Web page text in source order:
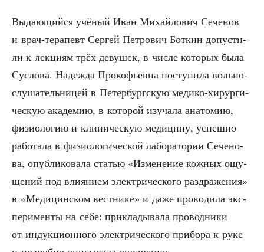
Выда­ю­щий­ся учё­ный Иван Михай­ло­вич Сече­нов
и врач-тера­певт Сер­гей Пет­ро­вич Бот­кин допу­сти­
ли к лек­ци­ям трёх деву­шек, в чис­ле кото­рых была
Сус­ло­ва. Надеж­да Про­ко­фьев­на посту­пи­ла воль­но­
слу­ша­тель­ни­цей в Петер­бург­скую меди­ко-хирур­ги­
че­скую ака­де­мию, в кото­рой изу­ча­ла ана­то­мию,
физио­ло­гию и кли­ни­че­скую меди­ци­ну, успеш­но
рабо­та­ла в физио­ло­ги­че­ской лабо­ра­то­рии Сече­но­
ва, опуб­ли­ко­ва­ла ста­тью «Изме­не­ние кож­ных ощу­
ще­ний под вли­я­ни­ем элек­три­че­ско­го раз­дра­же­ния»
в «Меди­цин­ском вест­ни­ке» и даже про­во­ди­ла экс­
пе­ри­мен­ты на себе: при­кла­ды­ва­ла про­вод­ни­ки
от индук­ци­он­но­го элек­три­че­ско­го при­бо­ра к руке